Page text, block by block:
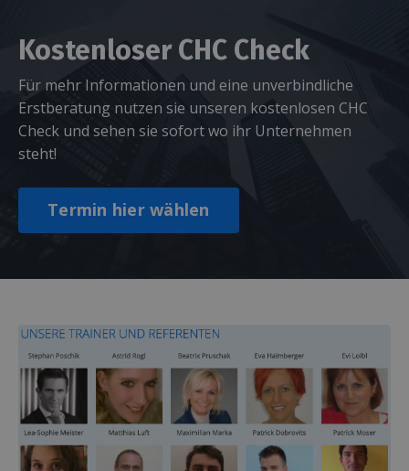
Kostenloser CHC Check
Für mehr Informationen und eine unverbindliche
Erstberatung nutzen sie unseren kostenlosen CHC
Check und sehen sie sofort wo ihr Unternehmen
steht!
Termin hier wählen